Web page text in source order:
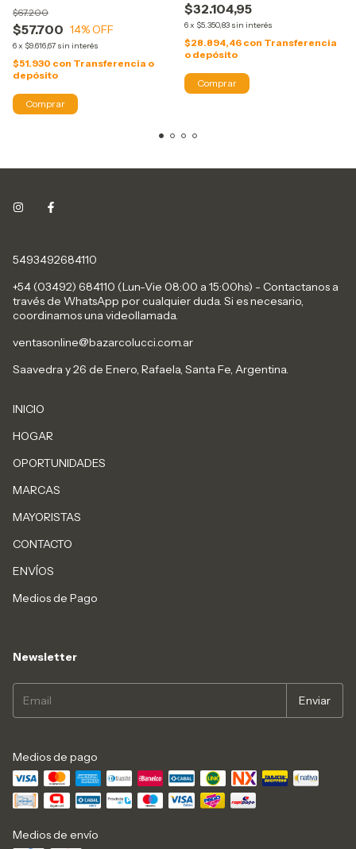
$57.700
$67.200
14% OFF
6x $9.616,67 sin interés
$51.930 con Transferencia o
depósito
$32.104,95
6x $5.350,83 sin interés
$28.894,46 con Transferencia
o depósito
5493492684110
+54 (03492) 684110 (Lun-Vie 08:00 a 15:00hs) - Contactanos a
través de WhatsApp por cualquier duda. Si es necesario,
coordinamos una videollamada.
ventasonline@bazarcolucci.com.ar
Saavedra y 26 de Enero, Rafaela, Santa Fe, Argentina.
INICIO
HOGAR
OPORTUNIDADES
MARCAS
MAYORISTAS
CONTACTO
ENVÍOS
Medios de Pago
Newsletter
Medios de pago
Medios de envío